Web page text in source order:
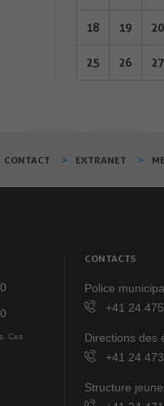
18 19 20
25 26 27
CONTACT EXTRANET
Ces
CONTACTS
Police
+41 24
Directions des
+41 24
Structure